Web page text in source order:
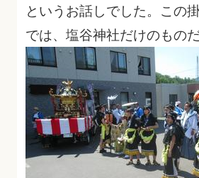
というお話しでした。この
では、塩谷神社だけのものだ